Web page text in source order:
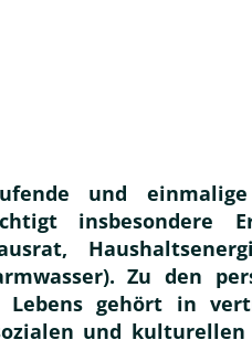
und
insbesondere
Zu den
Lebens gehört in
und